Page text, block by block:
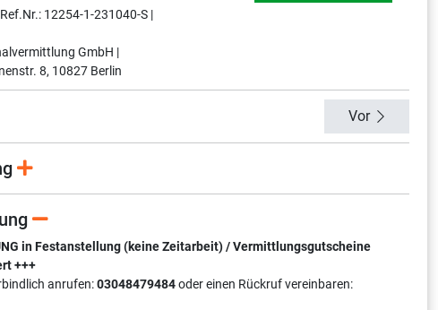
Ref.Nr.: 12254-1-231040-S |
GmbH |
8, 10827 Berlin
Vor
in Festanstellung (keine Zeitarbeit) / Vermittlungsgutscheine
+++
anrufen:03048479484oder einen Rückruf vereinbaren: